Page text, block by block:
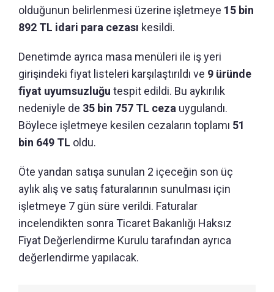
olduğunun belirlenmesi üzerine işletmeye 15 bin
892 TL idari para cezası kesildi.
Denetimde ayrıca masa menüleri ile iş yeri
girişindeki fiyat listeleri karşılaştırıldı ve 9 üründe
fiyat uyumsuzluğu tespit edildi. Bu aykırılık
nedeniyle de 35 bin 757 TL ceza uygulandı.
Böylece işletmeye kesilen cezaların toplamı 51
bin 649 TL oldu.
Öte yandan satışa sunulan 2 içeceğin son üç
aylık alış ve satış faturalarının sunulması için
işletmeye 7 gün süre verildi. Faturalar
incelendikten sonra Ticaret Bakanlığı Haksız
Fiyat Değerlendirme Kurulu tarafından ayrıca
değerlendirme yapılacak.